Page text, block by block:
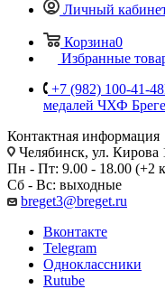
Личный
Корзина0
Избранные
+7 (982) 100-41-48
медалей ЧХФ
Контактная информация
Челябинск, ул. Кирова
Пн - Пт: 9.00 - 18.00 (+2
Сб - Вс: выходные
breget3@breget.ru
Вконтакте
Telegram
Одноклассники
Rutube